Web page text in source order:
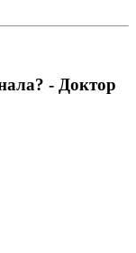
- Доктор